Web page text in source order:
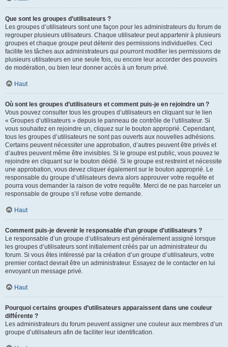
Que sont les groupes d’utilisateurs ?
Les groupes d’utilisateurs sont une façon pour les administrateurs du forum de
regrouper plusieurs utilisateurs. Chaque utilisateur peut appartenir à plusieurs
groupes et chaque groupe peut détenir des permissions individuelles. Ceci
facilite les tâches aux administrateurs qui pourront modifier les permissions de
plusieurs utilisateurs en une seule fois, ou encore leur accorder des pouvoirs
de modération, ou bien leur donner accès à un forum privé.
Haut
Où sont les groupes d’utilisateurs et comment puis-je en rejoindre un ?
Vous pouvez consulter tous les groupes d’utilisateurs en cliquant sur le lien
« Groupes d’utilisateurs » depuis le panneau de contrôle de l’utilisateur. Si
vous souhaitez en rejoindre un, cliquez sur le bouton approprié. Cependant,
tous les groupes d’utilisateurs ne sont pas ouverts aux nouvelles adhésions.
Certains peuvent nécessiter une approbation, d’autres peuvent être privés et
d’autres peuvent même être invisibles. Si le groupe est public, vous pouvez le
rejoindre en cliquant sur le bouton dédié. Si le groupe est restreint et nécessite
une approbation, vous devez cliquer également sur le bouton approprié. Le
responsable du groupe d’utilisateurs devra alors approuver votre requête et
pourra vous demander la raison de votre requête. Merci de ne pas harceler un
responsable de groupe s’il refuse votre demande.
Haut
Comment puis-je devenir le responsable d’un groupe d’utilisateurs ?
Le responsable d’un groupe d’utilisateurs est généralement assigné lorsque
les groupes d’utilisateurs sont initialement créés par un administrateur du
forum. Si vous êtes intéressé par la création d’un groupe d’utilisateurs, votre
premier contact devrait être un administrateur. Essayez de le contacter en lui
envoyant un message privé.
Haut
Pourquoi certains groupes d’utilisateurs apparaissent dans une couleur
différente ?
Les administrateurs du forum peuvent assigner une couleur aux membres d’un
groupe d’utilisateurs afin de faciliter leur identification.